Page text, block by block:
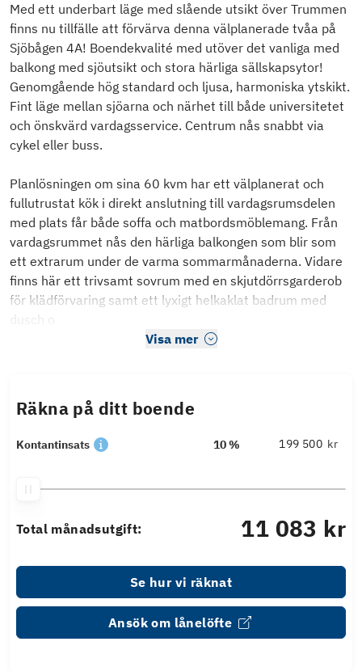
Med ett underbart läge med slående utsikt över Trummen
finns nu tillfälle att förvärva denna välplanerade tvåa på
Sjöbågen 4A! Boendekvalité med utöver det vanliga med
balkong med sjöutsikt och stora härliga sällskapsytor!
Genomgående hög standard och ljusa, harmoniska ytskikt.
Fint läge mellan sjöarna och närhet till både universitetet
och önskvärd vardagsservice. Centrum nås snabbt via
cykel eller buss.
Planlösningen om sina 60 kvm har ett välplanerat och
fullutrustat kök i direkt anslutning till vardagsrumsdelen
med plats får både soffa och matbordsmöblemang. Från
vardagsrummet nås den härliga balkongen som blir som
ett extrarum under de varma sommarmånaderna. Vidare
finns här ett trivsamt sovrum med en skjutdörrsgarderob
för klädförvaring samt ett lyxigt helkaklat badrum med
dusch o
Visa mer
Räkna på ditt boende
Kontantinsats 10 % kr
Total månadsutgift: 11 083 kr
Se hur vi räknat
Ansök om lånelöfte